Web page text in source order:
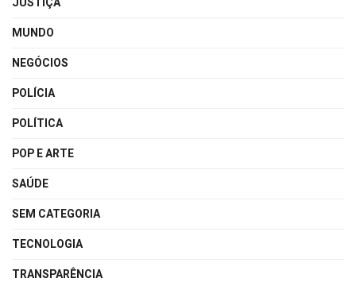
MUNDO
NEGÓCIOS
POLÍCIA
POLÍTICA
POP E ARTE
SAÚDE
SEM CATEGORIA
TECNOLOGIA
TRANSPARÊNCIA